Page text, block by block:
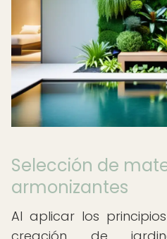
Selección de
armonizantes
Al aplicar los